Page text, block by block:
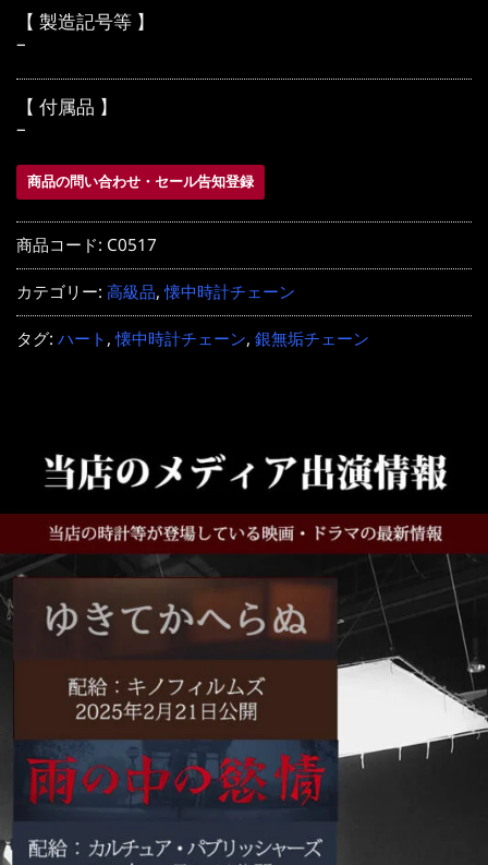
【 製造記号等 】
–
【 付属品 】
–
商品の問い合わせ・セール告知登録
商品コード: C0517
カテゴリー: 高級品,懐中時計チェーン
タグ: ハート,懐中時計チェーン, 銀無垢チェーン